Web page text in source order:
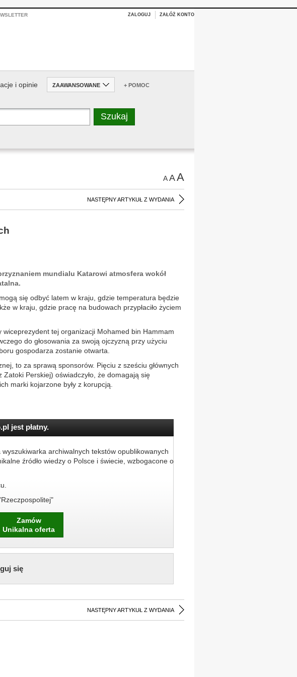
ZALOGUJ ZAŁÓŻ KONTO
i opinie ZAAWANSOWANE + POMOC
AAA
NASTĘPNY ARTYKUŁ Z WYDANIA
mundialu Katarowi atmosfera wokół
się odbyć latem w kraju, gdzie temperatura będzie
w kraju, gdzie pracę na budowach przypłaciło życiem
wiceprezydent tej organizacji Mohamed bin Hammam
do głosowania za swoją ojczyzną przy użyciu
gospodarza zostanie otwarta.
to za sprawą sponsorów. Pięciu z sześciu głównych
Zatoki Perskiej) oświadczyło, że domagają się
marki kojarzone były z korupcją.
jest płatny.
archiwalnych tekstów opublikowanych
źródło wiedzy o Polsce i świecie, wzbogacone o
Zamów
Unikalna oferta
się
NASTĘPNY ARTYKUŁ Z WYDANIA